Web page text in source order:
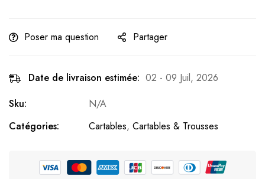
Poser ma question Partager
Date de livraison estimée: 02 - 09 Juil, 2026
Sku:
N/A
Catégories:
Cartables, Cartables & Trousses